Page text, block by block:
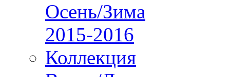
Осень/Зима
2015-2016
Коллекция